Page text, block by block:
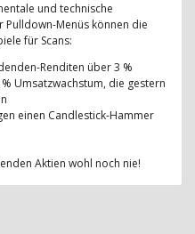
und technische
Pulldown-Menüs können die
für Scans:
Renditen über 3 %
Umsatzwachstum, die gestern
einen Candlestick-Hammer
Aktien wohl noch nie!